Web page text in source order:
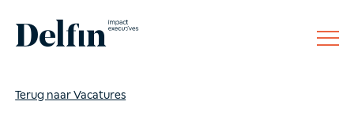
Terug naar Vacatures